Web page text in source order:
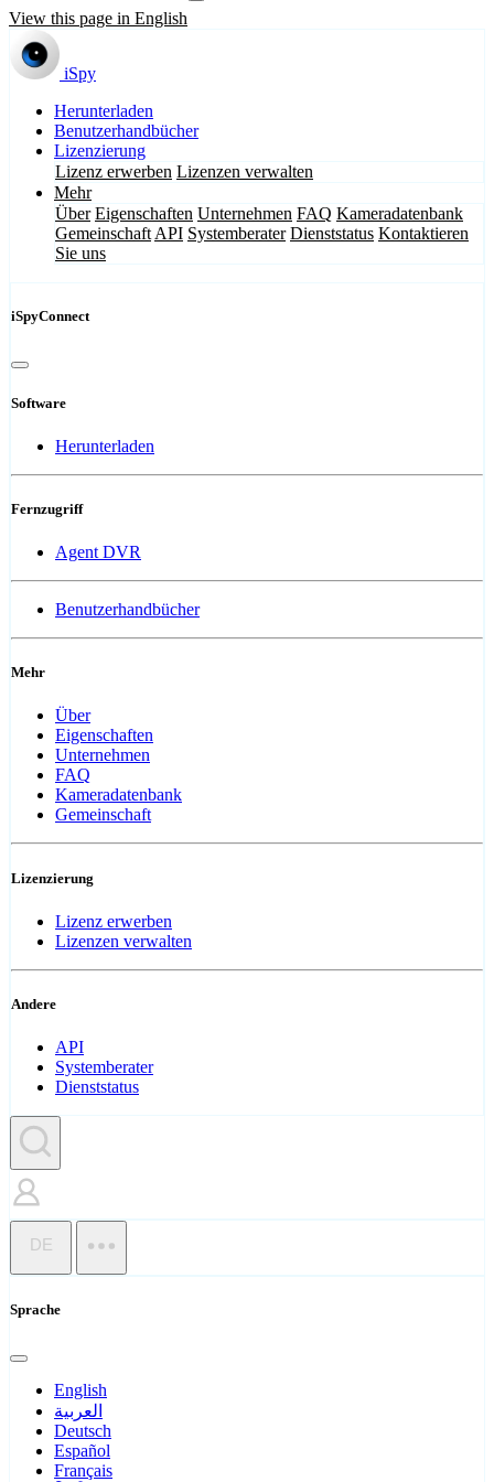
View this page in English
iSpy
Herunterladen
Benutzerhandbücher
Lizenzierung
Lizenz erwerben Lizenzen verwalten
Mehr
Über Eigenschaften Unternehmen FAQ Kameradatenbank
Gemeinschaft API Systemberater Dienststatus Kontaktieren
Sie uns
iSpyConnect
Software
Herunterladen
Fernzugriff
Agent DVR
Benutzerhandbücher
Mehr
Über
Eigenschaften
Unternehmen
FAQ
Kameradatenbank
Gemeinschaft
Lizenzierung
Lizenz erwerben
Lizenzen verwalten
Andere
API
Systemberater
Dienststatus
DE
Sprache
English
العربية
Deutsch
Español
Français